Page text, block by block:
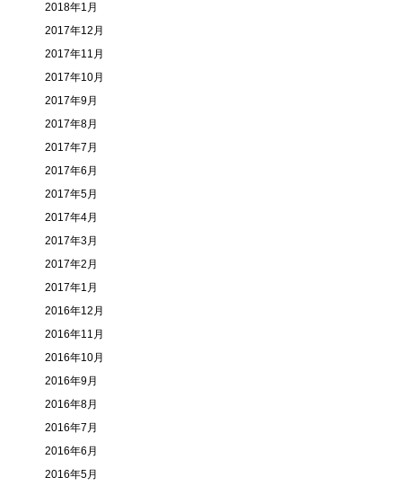
2018年1月
2017年12月
2017年11月
2017年10月
2017年9月
2017年8月
2017年7月
2017年6月
2017年5月
2017年4月
2017年3月
2017年2月
2017年1月
2016年12月
2016年11月
2016年10月
2016年9月
2016年8月
2016年7月
2016年6月
2016年5月